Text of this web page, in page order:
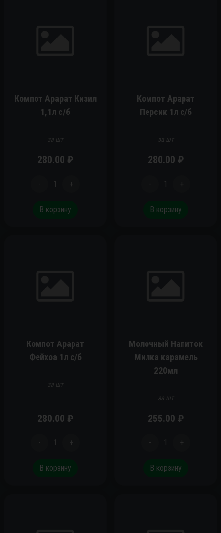
Компот Арарат Кизил
1,1л с/б
за шт
280.00 ₽
- 1 +
В корзину
Компот Арарат
Персик 1л с/б
за шт
280.00 ₽
- 1 +
В корзину
Компот Арарат
Фейхоа 1л с/б
за шт
280.00 ₽
- 1 +
В корзину
Молочный Напиток
Милка карамель
220мл
за шт
255.00 ₽
- 1 +
В корзину